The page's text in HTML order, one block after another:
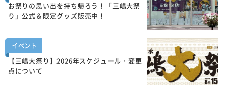
お祭りの思い出を持ち帰ろう！「三嶋大祭
り」公式＆限定グッズ販売中！
イベント
【三嶋大祭り】2026年スケジュール・変更
点について